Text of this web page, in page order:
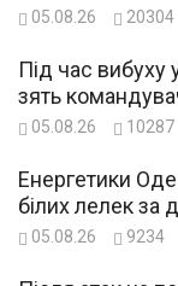
05.08.26 20304
Під час вибуху
зять
05.08.26 10287
Енергетики
білих лелек за
05.08.26 9234